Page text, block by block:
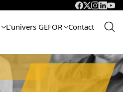
L’univers GEFOR Contact